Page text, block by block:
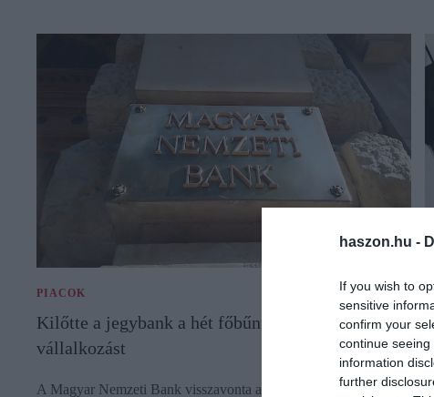
haszon.hu -
If you wish to
sensitive
confirm your
continue
information
further
PIACOK
Kilőtte a jegybank a hét főbűnt elkövető pénzügyi
vállalkozást
A Magyar Nemzeti Bank visszavonta a Green Credit Finance